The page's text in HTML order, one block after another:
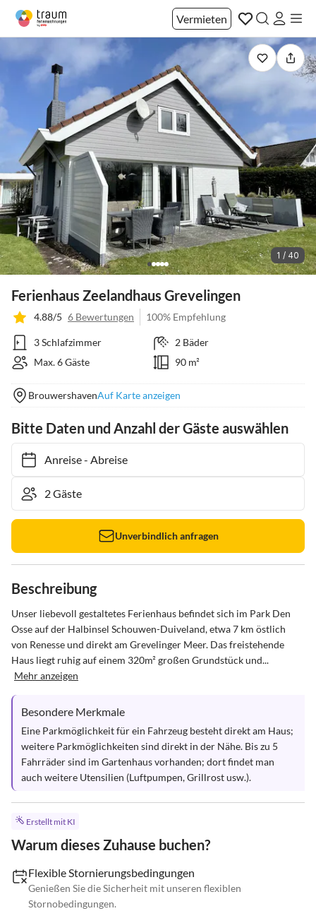
Vermieten
1 / 40
Ferienhaus Zeelandhaus Grevelingen
4.88/5 6 Bewertungen 100% Empfehlung
3 Schlafzimmer
2 Bäder
Max. 6 Gäste
90 m²
BrouwershavenAuf Karte anzeigen
Bitte Daten und Anzahl der Gäste auswählen
Anreise- Abreise
Unverbindlich anfragen
Beschreibung
Unser liebevoll gestaltetes Ferienhaus befindet sich im Park Den
Osse auf der Halbinsel Schouwen-Duiveland, etwa 7 km östlich
von Renesse und direkt am Grevelinger Meer. Das freistehende
Haus liegt ruhig auf einem 320m² großen Grundstück und...
Mehr anzeigen
Besondere Merkmale
Eine Parkmöglichkeit für ein Fahrzeug besteht direkt am Haus;
weitere Parkmöglichkeiten sind direkt in der Nähe. Bis zu 5
Fahrräder sind im Gartenhaus vorhanden; dort findet man
auch weitere Utensilien (Luftpumpen, Grillrost usw.).
Erstellt mit KI
Warum dieses Zuhause buchen?
Flexible Stornierungsbedingungen
Genießen Sie die Sicherheit mit unseren flexiblen
Stornobedingungen.